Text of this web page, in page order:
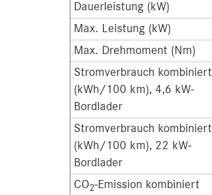
Dauerleistung (kW)
Max. Leistung (kW)
Max. Drehmoment (Nm)
Stromverbrauch kombiniert
(kWh/100 km), 4,6 kW-
Bordlader
Stromverbrauch kombiniert
(kWh/100 km), 22 kW-
Bordlader
CO2-Emission kombiniert